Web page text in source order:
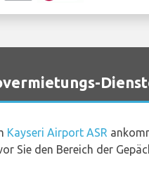
Kayseri Airport ASR
Sie den Bereich der